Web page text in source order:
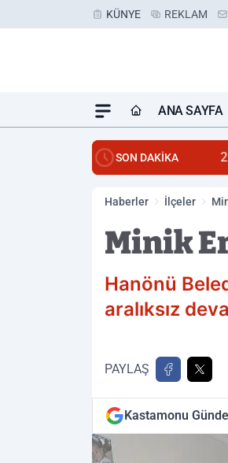
KÜNYE REKLAM
ANA SAYFA
SON DAKİKA
Haberler İlçeler
Minik
Hanönü
aralıksız
PAYLAŞ
Kastamonu